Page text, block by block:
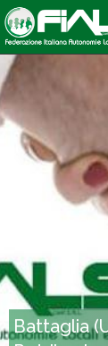
Battaglia